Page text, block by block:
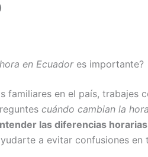
en Ecuadores importante?
familiares en el país, trabajes
cuándo cambian la
las diferencias horarias
a evitar confusiones en